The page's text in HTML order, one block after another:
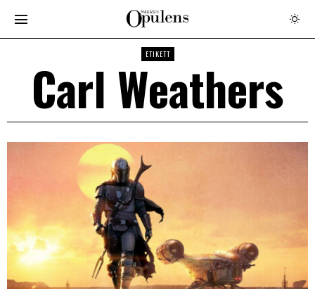
ETIKETT
Carl Weathers